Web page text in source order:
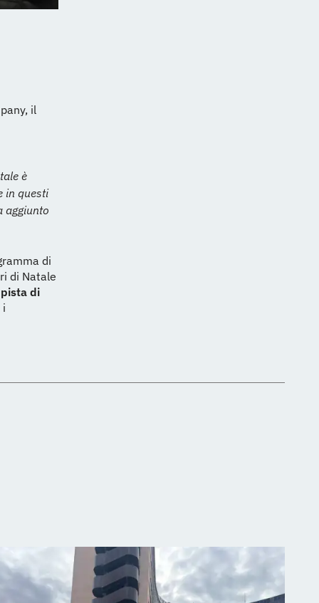
il
è
in questi
aggiunto
di
di Natale
pista di
i